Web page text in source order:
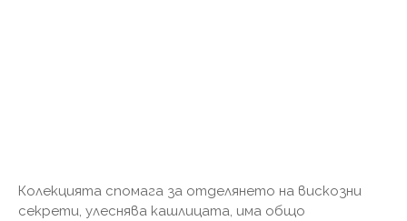
Колекцията спомага за отделянето на вискозни
секрети, улеснява кашлицата, има общо